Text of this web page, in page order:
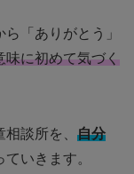
「ありがとう」
味に初めて気づく
談所を、 自分
ていきます。